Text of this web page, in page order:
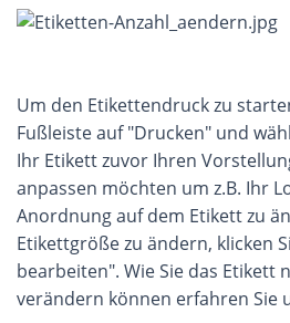
Um den Etikettendruck zu
Fußleiste auf "Drucken" und
Ihr Etikett zuvor Ihren
anpassen möchten um z.B. Ihr
Anordnung auf dem Etikett zu
Etikettgröße zu ändern, klicken
bearbeiten". Wie Sie das Etikett
verändern können erfahren Sie